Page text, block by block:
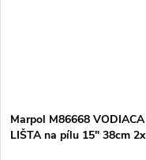
Marpol M86668 VODIACA
LIŠTA na pílu 15" 38cm 2x